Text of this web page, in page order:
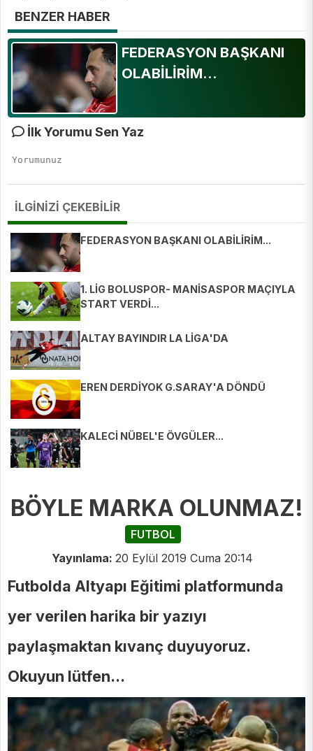
BENZER HABER
FEDERASYON BAŞKANI
OLABİLİRİM...
İlk Yorumu Sen Yaz
İLGİNİZİ ÇEKEBİLİR
FEDERASYON BAŞKANI OLABİLİRİM...
1. LİG BOLUSPOR- MANİSASPOR MAÇIYLA
START VERDİ...
ALTAY BAYINDIR LA LİGA'DA
EREN DERDİYOK G.SARAY'A DÖNDÜ
KALECİ NÜBEL'E ÖVGÜLER...
BÖYLE MARKA OLUNMAZ!
FUTBOL
Yayınlama: 20 Eylül 2019 Cuma 20:14
Futbolda Altyapı Eğitimi platformunda
yer verilen harika bir yazıyı
paylaşmaktan kıvanç duyuyoruz.
Okuyun lütfen...